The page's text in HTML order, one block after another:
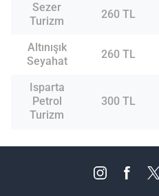
Sezer
Turizm
260 TL
Altınışık
Seyahat
260 TL
Isparta
Petrol
Turizm
300 TL